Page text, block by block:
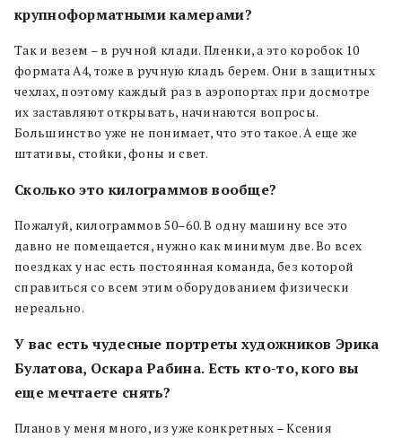
крупноформатными камерами?
Так и везем – в ручной клади. Пленки, а это коробок 10
формата А4, тоже в ручную кладь берем. Они в защитных
чехлах, поэтому каждый раз в аэропортах при досмотре
их заставляют открывать, начинаются вопросы.
Большинство уже не понимает, что это такое. А еще же
штативы, стойки, фоны и свет.
Сколько это килограммов вообще?
Пожалуй, килограммов 50–60. В одну машину все это
давно не помещается, нужно как минимум две. Во всех
поездках у нас есть постоянная команда, без которой
справиться со всем этим оборудованием физически
нереально.
У вас есть чудесные портреты художников Эрика
Булатова, Оскара Рабина. Есть кто-то, кого вы
еще мечтаете снять?
Планов у меня много, из уже конкретных – Ксения